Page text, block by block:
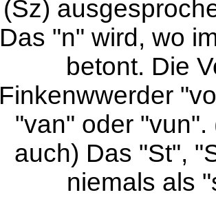
(Sz)
Das "n" wird, wo
betont. Die
Finkenwwerder
"van" oder "vun".
auch) Das "St",
niemals als